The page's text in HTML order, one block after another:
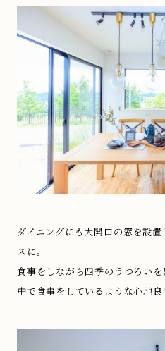
ダイニングにも大開口の窓を設
スに。
食事をしながら四季のうつろい
中で食事をしているような心地良